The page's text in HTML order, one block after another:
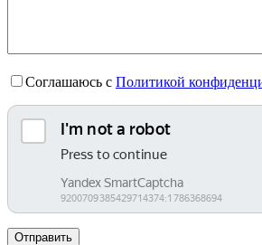
Соглашаюсь с Политикой